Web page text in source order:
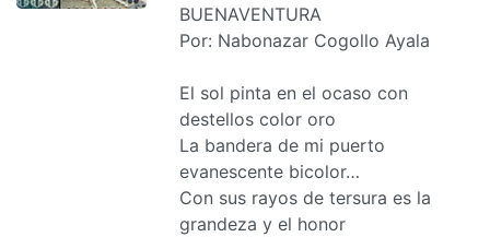
BUENAVENTURA
Por: Nabonazar Cogollo Ayala
El sol pinta en el ocaso con
destellos color oro
La bandera de mi puerto
evanescente bicolor…
Con sus rayos de tersura es la
grandeza y el honor